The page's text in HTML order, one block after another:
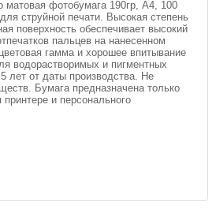
матовая фотобумага 190гр, A4, 100
струйной печати. Высокая степень
поверхность обеспечивает высокий
пальцев на нанесенном
гамма и хорошее впитывание
водорастворимых и пигментных
лет от даты производства. Не
Бумага предназначена только
и персонального